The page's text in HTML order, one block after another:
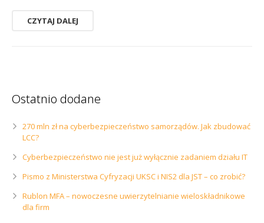
CZYTAJ DALEJ
Ostatnio dodane
270 mln zł na cyberbezpieczeństwo samorządów. Jak zbudować
LCC?
Cyberbezpieczeństwo nie jest już wyłącznie zadaniem działu IT
Pismo z Ministerstwa Cyfryzacji UKSC i NIS2 dla JST – co zrobić?
Rublon MFA – nowoczesne uwierzytelnianie wieloskładnikowe
dla firm